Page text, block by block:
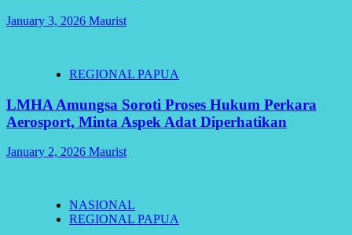
January 3, 2026 Maurist
REGIONAL PAPUA
LMHA Amungsa Soroti Proses Hukum Perkara
Aerosport, Minta Aspek Adat Diperhatikan
January 2, 2026 Maurist
NASIONAL
REGIONAL PAPUA